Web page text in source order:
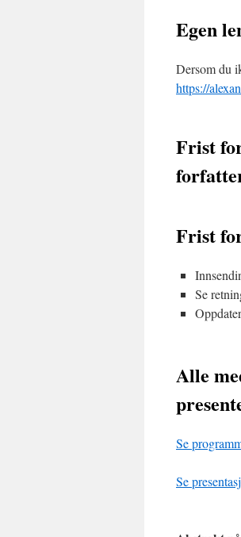
Egen
Dersom du
https://
Frist
Frist
Se
Alle
Se
Se